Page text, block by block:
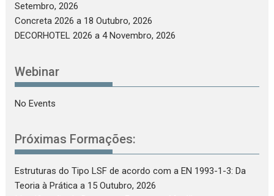
Setembro, 2026
Concreta 2026 a 18 Outubro, 2026
DECORHOTEL 2026 a 4 Novembro, 2026
Webinar
No Events
Próximas Formações:
Estruturas do Tipo LSF de acordo com a EN 1993-1-3: Da
Teoria à Prática a 15 Outubro, 2026